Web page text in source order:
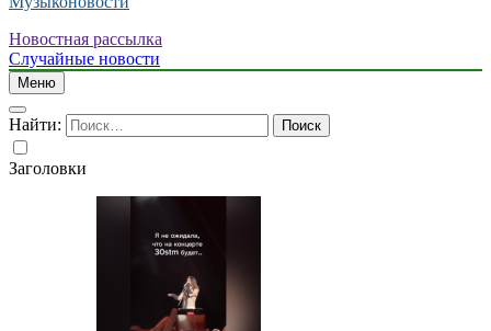
Новостная рассылка
Случайные новости
Меню
Найти:
Заголовки